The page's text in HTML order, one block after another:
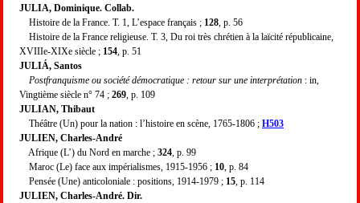
JULIA, Dominique. Collab.
Histoire de la France. T. 1, L’espace français ; 128 , p. 56
Histoire de la France religieuse. T. 3, Du roi très chrétien à la laïcité républicaine,
XVIIIe-XIXe siècle ; 154 , p. 51
JULIÁ, Santos
Postfranquisme ou société démocratique : retour sur une interprétation : in,
Vingtième siècle n° 74 ; 269 , p. 109
JULIAN, Thibaut
Théâtre (Un) pour la nation : l’histoire en scène, 1765-1806 ; H503
JULIEN, Charles-André
Afrique (L’) du Nord en marche ; 324 , p. 99
Maroc (Le) face aux impérialismes, 1915-1956 ; 10 , p. 84
Pensée (Une) anticoloniale : positions, 1914-1979 ; 15 , p. 114
JULIEN, Charles-André. Dir.